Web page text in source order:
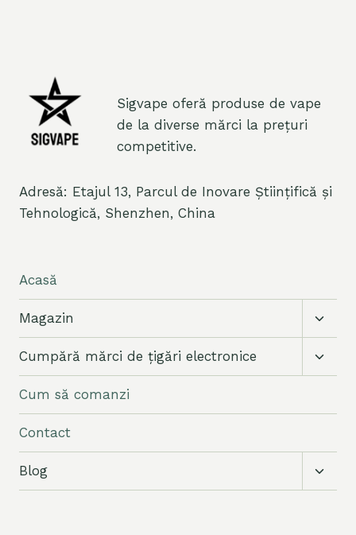
Sigvape oferă produse de vape
de la diverse mărci la prețuri
competitive.
Adresă: Etajul 13, Parcul de Inovare Științifică și
Tehnologică, Shenzhen, China
Acasă
Magazin
Cumpără mărci de țigări electronice
Cum să comanzi
Contact
Blog